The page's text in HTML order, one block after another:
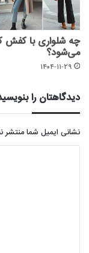
چه شلواری با کفش
می‌شود؟
۱۴۰۴-۱۱-۲۹
دیدگاهتان را
نشانی ایمیل شما منتشر